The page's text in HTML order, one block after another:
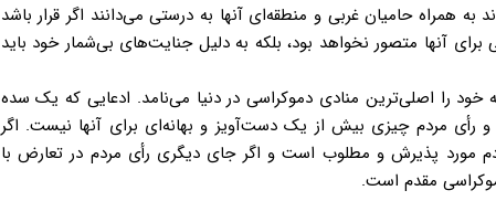
حامیان غربی و منطقه‌ای آنها به درستی می‌دانند اگر قرار باشد
آنها متصور نخواهد بود، بلکه به دلیل جنایت‌های بی‌شمار خود باید
را اصلی‌ترین منادی دموکراسی در دنیا می‌نامد. ادعایی که یک سده
رأی مردم چیزی بیش از یک دست‌آویز و بهانه‌ای برای آنها نیست. اگر
مورد پذیرش و مطلوب است و اگر جای دیگری رأی مردم در تعارض با
مقدم است.